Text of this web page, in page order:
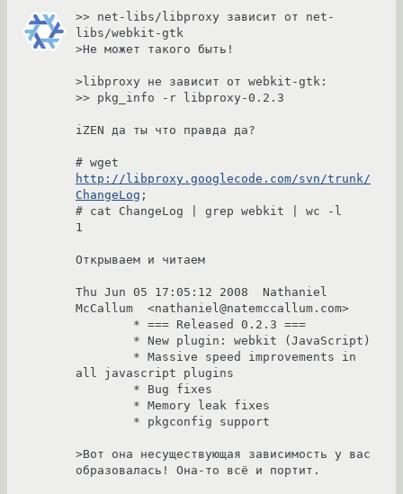
>> net-libs/libproxy зависит от net-
libs/webkit-gtk
>Не может такого быть!
>libproxy не зависит от webkit-gtk:
>> pkg_info -r libproxy-0.2.3
iZEN да ты что правда да?
http://libproxy.googlecode.com/svn/trunk/
ChangeLog ;
# cat ChangeLog | grep webkit | wc -l
1
Открываем и читаем
Thu Jun 05 17:05:12 2008  Nathaniel
McCallum  <nathaniel@natemccallum.com>
all javascript plugins
>Вот она несуществующая зависимость у вас
образовалась! Она-то всё и портит.